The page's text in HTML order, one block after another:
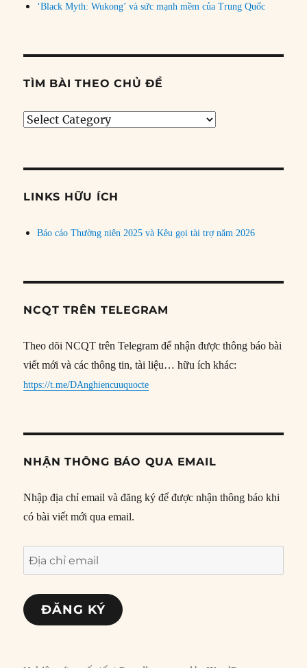
‘Black Myth: Wukong’ và sức mạnh mềm của Trung Quốc
TÌM BÀI THEO CHỦ ĐỀ
Tìm
đề
LINKS HỮU ÍCH
Báo cáo Thường niên 2025 và Kêu gọi tài trợ năm 2026
NCQT TRÊN TELEGRAM
Theo dõi NCQT trên Telegram để nhận được thông báo bài
viết mới và các thông tin, tài liệu… hữu ích khác:
https://t.me/DAnghiencuuquocte
NHẬN THÔNG BÁO QUA EMAIL
Nhập địa chỉ email và đăng ký để được nhận thông báo khi
có bài viết mới qua email.
Địa
chỉ
email
ĐĂNG KÝ